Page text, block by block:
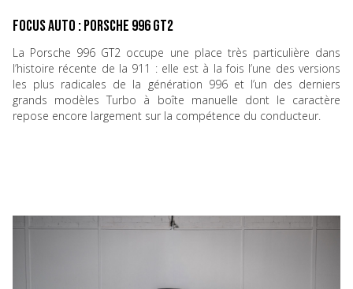
Focus Auto : Porsche 996 GT2
La Porsche 996 GT2 occupe une place très particulière dans
l’histoire récente de la 911 : elle est à la fois l’une des versions
les plus radicales de la génération 996 et l’un des derniers
grands modèles Turbo à boîte manuelle dont le caractère
repose encore largement sur la compétence du conducteur.